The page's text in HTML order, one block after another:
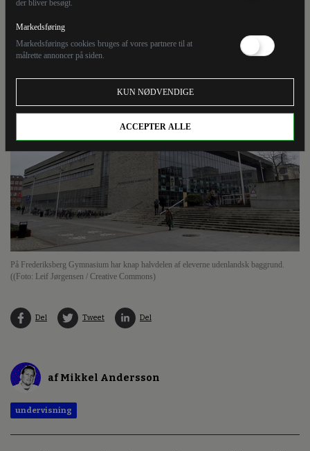
der bliver besøgt.
Markedsføring
Markedsførings cookies bruges af vores partnere til at
målrette annoncer på siden.
KUN NØDVENDIGE
ACCEPTER ALLE
på den skæve etniske fordeling i gymnasieskolen. Der
er højst mulighed for symptombehandling.
På Frederiksberg Gymnasium har knap halvdelen af eleverne udenlandsk baggrund.
((Foto: Leif Jørgensen / Creative Commons)
Del Tweet Del
af Mikkel Andersson
undervisning